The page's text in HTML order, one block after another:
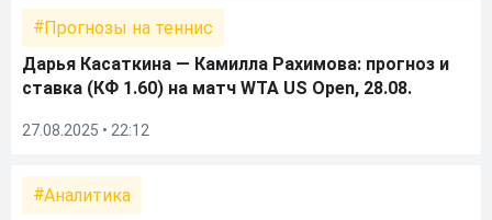
Прогнозы на теннис
Дарья Касаткина — Камилла Рахимова: прогноз и
ставка (КФ 1.60) на матч WTA US Open, 28.08.
27.08.2025 • 22:12
Аналитика